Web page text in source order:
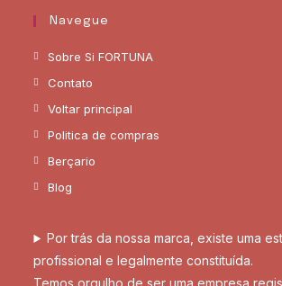
Navegue
Sobre Si FORTUNA
Contato
Voltar principal
Politica de compras
Berçario
Blog
Por trás da nossa marca, existe uma
profissional e legalmente constituída.
Temos orgulho de ser uma empresa